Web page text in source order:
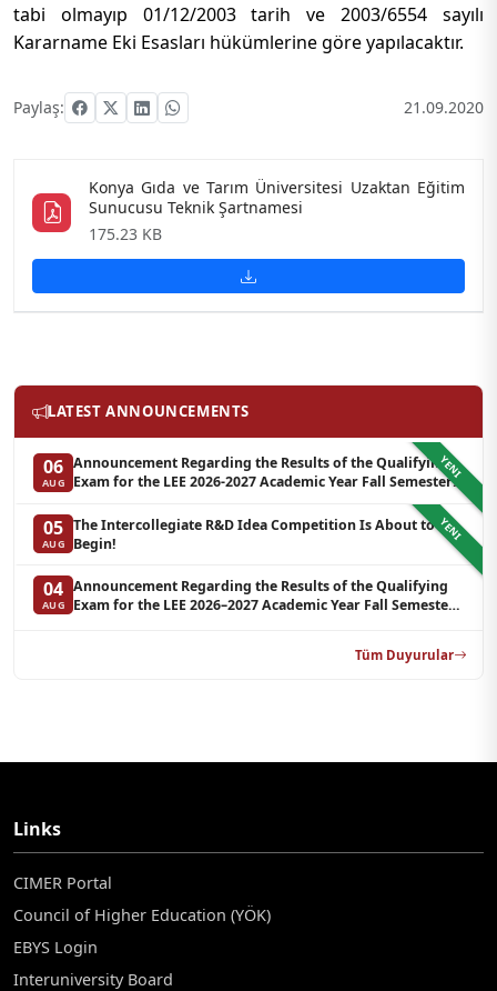
tabi olmayıp 01/12/2003 tarih ve 2003/6554 sayılı
Kararname Eki Esasları hükümlerine göre yapılacaktır.
Paylaş: 21.09.2020
Konya Gıda ve Tarım Üniversitesi Uzaktan Eğitim
Sunucusu Teknik Şartnamesi
175.23 KB
LATEST ANNOUNCEMENTS
YENI
06
AUG
Announcement Regarding the Results of the Qualifying
Exam for the LEE 2026-2027 Academic Year Fall Semester
Graduate Programs in Clinical Psychology (Waiting List-3)
YENI
05
AUG
The Intercollegiate R&D Idea Competition Is About to
Begin!
04
AUG
Announcement Regarding the Results of the Qualifying
Exam for the LEE 2026–2027 Academic Year Fall Semester
Tüm Duyurular
Links
CIMER Portal
Council of Higher Education (YÖK)
EBYS Login
Interuniversity Board